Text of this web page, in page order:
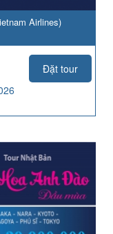
Airlines)
Đặt tour